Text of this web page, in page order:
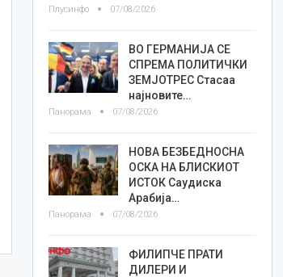
Плусинфо 07/08/2026
ВО ГЕРМАНИЈА СЕ
СПРЕМА ПОЛИТИЧКИ
ЗЕМЈОТРЕС Стасаа
најновите…
Панорама 07/08/2026
НОВА БЕЗБЕДНОСНА
ОСКА НА БЛИСКИОТ
ИСТОК Саудиска
Арабија…
Панорама 07/08/2026
ФИЛИПЧЕ ПРАТИ
ДИЛЕРИ И